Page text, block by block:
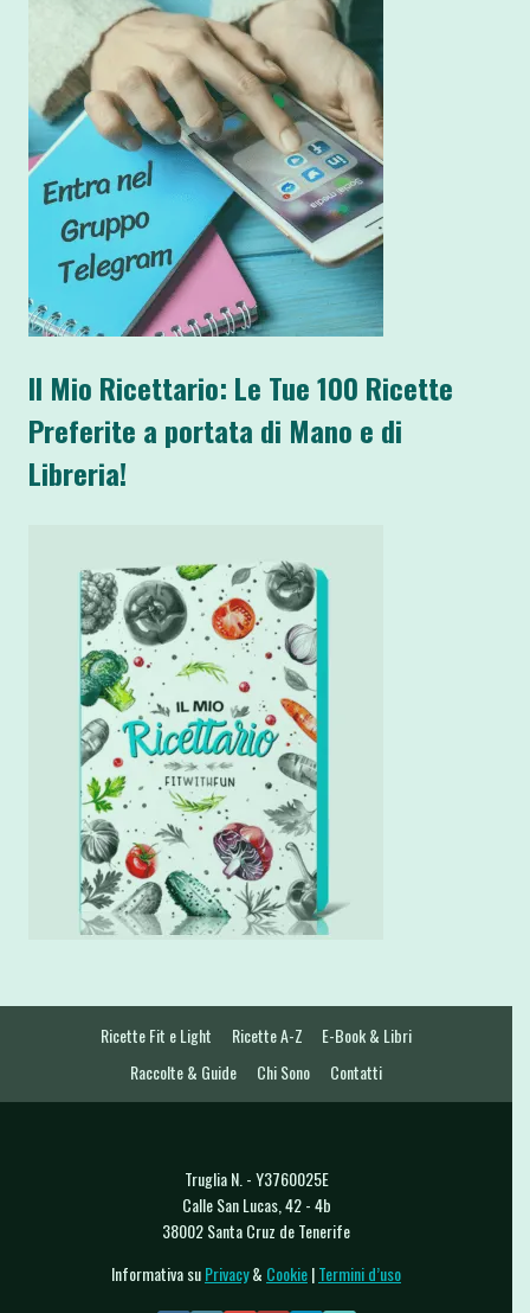
Il Mio Ricettario: Le Tue 100 Ricette
Preferite a portata di Mano e di
Libreria!
Ricette Fit e Light Ricette A-Z
E-Book & Libri
Raccolte & Guide
Chi Sono Contatti
Truglia N. - Y3760025E
Calle San Lucas, 42 - 4b
38002 Santa Cruz de Tenerife
Informativa suPrivacy& Cookie|Termini d’uso